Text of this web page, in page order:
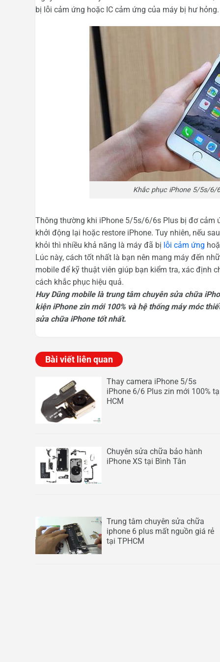
bị lỗi cảm ứng hoặc IC cảm ứng của máy bị hư hỏng.
Khắc phục iPhone 5/5s/6/
Thông thường khi iPhone 5/5s/6/6s Plus bị đơ cảm
khởi động lại hoặc restore iPhone. Tuy nhiên, nếu
khỏi thì nhiều khả năng là máy đã bị lỗi cảm ứng
Lúc này, cách tốt nhất là bạn nên mang máy đến
mobile để kỹ thuật viên giúp bạn kiểm tra, xác định
cách khắc phục hiệu quả.
Huy Dũng mobile là trung tâm chuyên sửa chữa
kiện iPhone zin mới 100% và hệ thống máy móc
sửa chữa iPhone tốt nhất.
Bài viết liên quan
Thay camera iPhone 5/5s
iPhone 6/6 Plus zin mới 100%
HCM
Chuyên sửa chữa bảo hành
iPhone XS tại Bình Tân
Trung tâm chuyên sửa chữa
iphone 6 plus mất nguồn giá rẻ
tại TPHCM